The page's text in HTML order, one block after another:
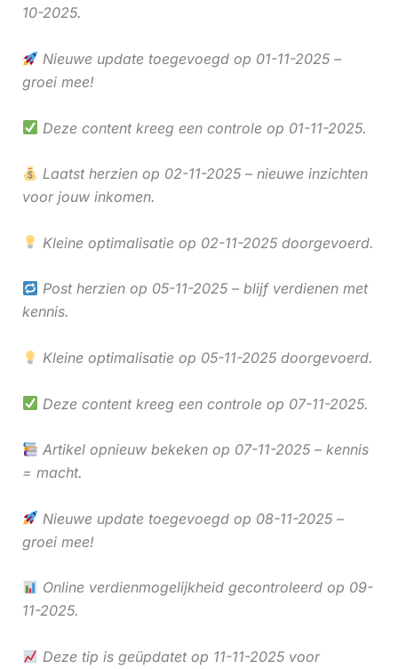
10-2025.
Nieuwe update toegevoegd op 01-11-2025 –
groei mee!
Deze content kreeg een controle op 01-11-2025.
Laatst herzien op 02-11-2025 – nieuwe inzichten
voor jouw inkomen.
Kleine optimalisatie op 02-11-2025 doorgevoerd.
Post herzien op 05-11-2025 – blijf verdienen met
kennis.
Kleine optimalisatie op 05-11-2025 doorgevoerd.
Deze content kreeg een controle op 07-11-2025.
Artikel opnieuw bekeken op 07-11-2025 – kennis
= macht.
Nieuwe update toegevoegd op 08-11-2025 –
groei mee!
Online verdienmogelijkheid gecontroleerd op 09-
11-2025.
Deze tip is geüpdatet op 11-11-2025 voor